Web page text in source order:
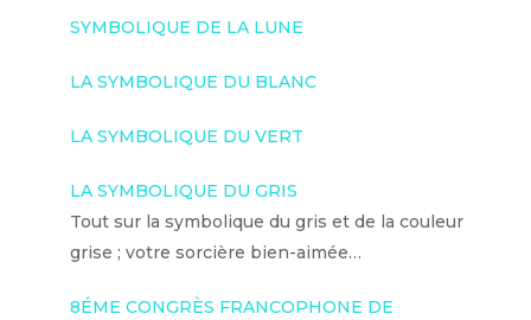
SYMBOLIQUE DE LA LUNE
LA SYMBOLIQUE DU BLANC
LA SYMBOLIQUE DU VERT
LA SYMBOLIQUE DU GRIS
Tout sur la symbolique du gris et de la couleur
grise ; votre sorcière bien-aimée…
8ÉME CONGRÈS FRANCOPHONE DE